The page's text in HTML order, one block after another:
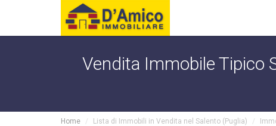
Vendita Immobile Tipico
Home Lista di Immobili in Vendita nel Salento (Puglia)